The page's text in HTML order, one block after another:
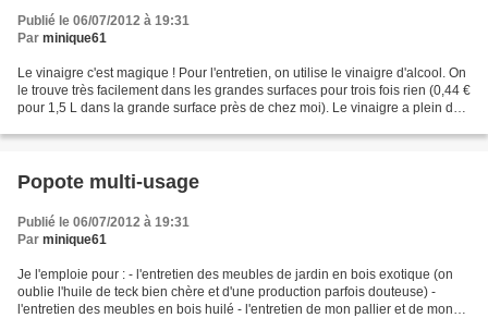
Publié le 06/07/2012 à 19:31
Par minique61
Le vinaigre c'est magique ! Pour l'entretien, on utilise le vinaigre d'alcool. On
le trouve très facilement dans les grandes surfaces pour trois fois rien (0,44 €
pour 1,5 L dans la grande surface près de chez moi). Le vinaigre a plein de
Popote multi-usage
Publié le 06/07/2012 à 19:31
Par minique61
Je l'emploie pour : - l'entretien des meubles de jardin en bois exotique (on
oublie l'huile de teck bien chère et d'une production parfois douteuse) -
l'entretien des meubles en bois huilé - l'entretien de mon pallier et de mon